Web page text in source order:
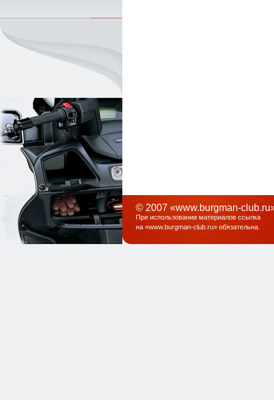
© 2007 «www.burgman-
При использовании материалов ссылка
на «www.burgman-club.ru» обязательна